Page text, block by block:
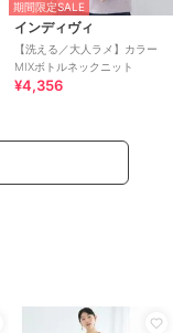
期間限定SALE
インディヴィ
【洗える／大人ラメ】カラー
MIXボトルネックニット
¥4,356